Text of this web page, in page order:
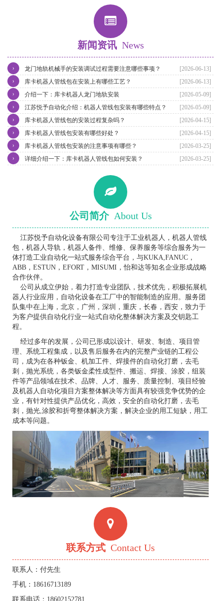
新闻资讯 News
[2026-06-13]
龙门地轨机械手的安装调试过程需要注意哪些事项？
›
[2026-06-13]
库卡机器人管线包在安装上有哪些工艺？
›
[2026-05-09]
介绍一下：库卡机器人龙门地轨安装
›
[2026-05-09]
江苏悦予自动化介绍：机器人管线包安装有哪些特点？
›
[2026-04-15]
库卡机器人管线包的安装过程复杂吗？
›
[2026-04-15]
库卡机器人管线包安装有哪些好处？
›
[2026-03-25]
库卡机器人管线包安装的注意事项有哪些？
›
[2026-03-25]
详细介绍一下：库卡机器人管线包如何安装？
›
公司简介 About Us
江苏悦予自动化设备有限公司专注于工业机器人，机器人管线
包，机器人导轨，机器人备件、维修、保养服务等综合服务为一
体打造工业自动化一站式服务综合平台，与KUKA,FANUC，
ABB，ESTUN，EFORT，MISUMI，怡和达等知名企业形成战略
合作伙伴。
公司从成立伊始，着力打造专业团队，技术优先，积极拓展机
器人行业应用，自动化设备在工厂中的智能制造的应用。服务团
队集中在上海，北京，广州，深圳，重庆，长春，西安，致力于
为客户提供自动化行业一站式自动化整体解决方案及交钥匙工
程。
经过多年的发展，公司已形成以设计、研发、制造、项目管
理、系统工程集成，以及售后服务在内的完整产业链的工程公
司，成为在各种钣金、机加工件、焊接件的自动化打磨，去毛
刺，抛光系统，各类钣金柔性成型件、搬运、焊接、涂胶，组装
件等产品领域在技术、品牌、人才、服务、质量控制、项目经验
及机器人自动化项目方案整体解决等方面具有较强竞争优势的企
业，有针对性提供产品优化，高效，安全的自动化打磨，去毛
刺，抛光,涂胶和折弯整体解决方案，解决企业的用工短缺，用工
成本等问题。
联系方式 Contact Us
联系人：付先生
手机：18616713189
联系电话：18602152781